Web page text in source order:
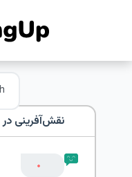
نقش‌آفرینی در